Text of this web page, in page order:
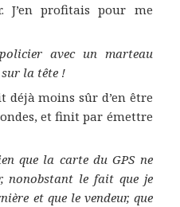
profitais pour me
avec un marteau
la tête !
déjà moins sûr d’en être
et finit par émettre
que la carte du GPS ne
nonobstant le fait que je
et que le vendeur, que